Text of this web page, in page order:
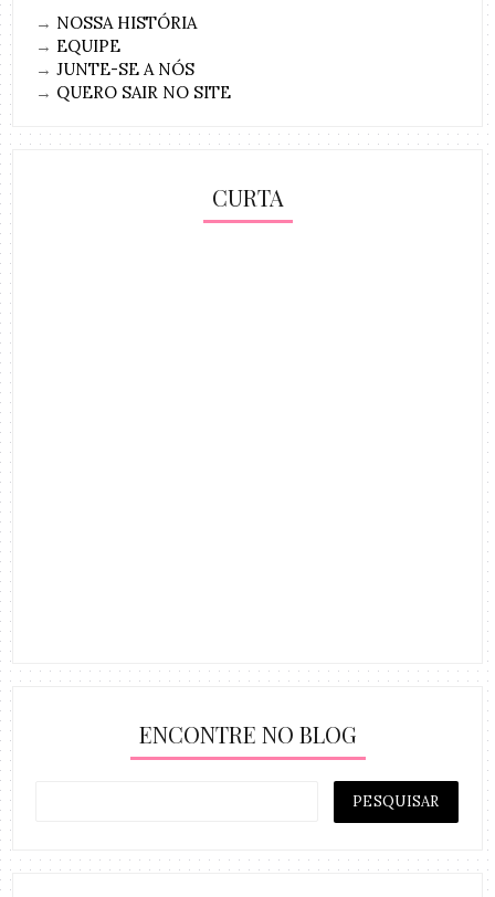
→ NOSSA HISTÓRIA
→ EQUIPE
→JUNTE-SE A NÓS
→ QUERO SAIR NO SITE
CURTA
ENCONTRE NO BLOG